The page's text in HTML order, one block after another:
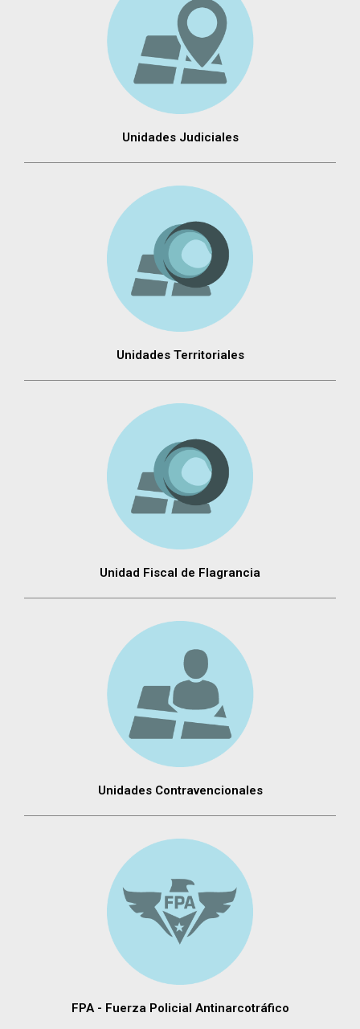
Unidades Judiciales
Unidades Territoriales
Unidad Fiscal de Flagrancia
Unidades Contravencionales
FPA - Fuerza Policial Antinarcotráfico